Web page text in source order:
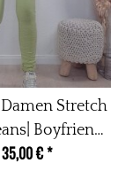
Stretch
Boyfriend
dekorativen
35,00 €*